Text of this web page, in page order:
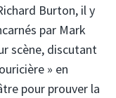
Burton, il y
par Mark
scène, discutant
» en
pour prouver la